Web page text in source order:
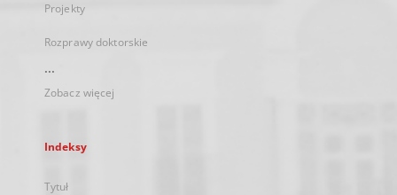
Projekty
Rozprawy doktorskie
...
Zobacz więcej
Indeksy
Tytuł